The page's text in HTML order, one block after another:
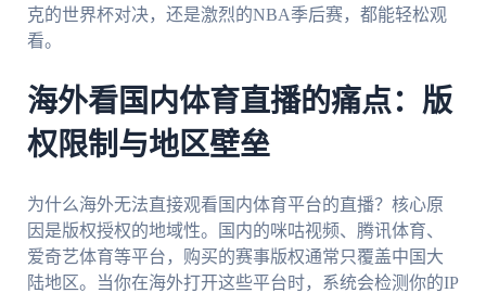
克的世界杯对决，还是激烈的NBA季后赛，都能轻松观
看。
海外看国内体育直播的痛点：版
权限制与地区壁垒
为什么海外无法直接观看国内体育平台的直播？核心原
因是版权授权的地域性。国内的咪咕视频、腾讯体育、
爱奇艺体育等平台，购买的赛事版权通常只覆盖中国大
陆地区。当你在海外打开这些平台时，系统会检测你的IP